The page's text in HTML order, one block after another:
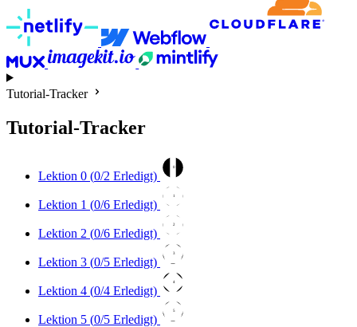
Tutorial-Tracker
Tutorial-Tracker
Lektion 0 (0/2 Erledigt)
0
Lektion 1 (0/6 Erledigt)
1
Lektion 2 (0/6 Erledigt)
2
Lektion 3 (0/5 Erledigt)
3
Lektion 4 (0/4 Erledigt)
4
Lektion 5 (0/5 Erledigt)
5